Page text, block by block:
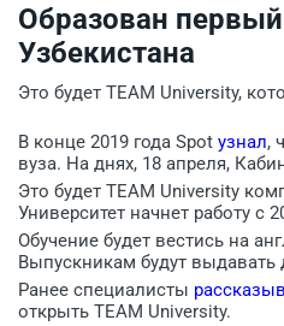
Образован
Узбекистана
Это будет TEAM University,
В конце 2019 года Spot узнал,
вуза. На днях, 18 апреля,
Это будет TEAM University
Университет начнет работу с
Обучение будет вестись на
Выпускникам будут
Ранее специалисты
открыть TEAM University.